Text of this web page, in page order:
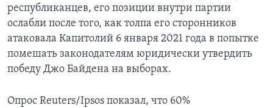
республиканцев, его позиции внутри партии
ослабли после того, как толпа его сторонников
атаковала Капитолий 6 января 2021 года в попытке
помешать законодателям юридически утвердить
победу Джо Байдена на выборах.
Опрос Reuters/Ipsos показал, что 60%